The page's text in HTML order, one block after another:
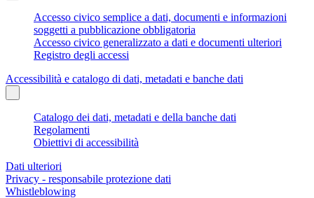
Accesso civico semplice a dati, documenti e informazioni
soggetti a pubblicazione obbligatoria
Accesso civico generalizzato a dati e documenti ulteriori
Registro degli accessi
Accessibilità e catalogo di dati, metadati e banche dati
Catalogo dei dati, metadati e della banche dati
Regolamenti
Obiettivi di accessibilità
Dati ulteriori
Privacy - responsabile protezione dati
Whistleblowing